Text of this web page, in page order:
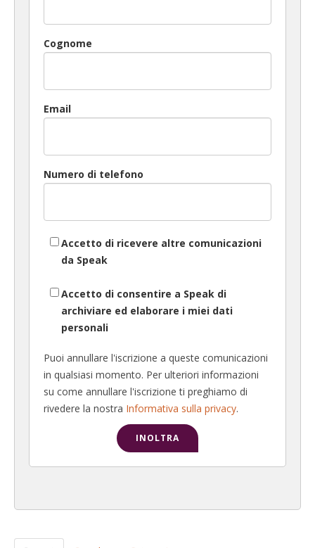
Cognome
Email
Numero di telefono
Accetto di ricevere altre comunicazioni
da Speak
Accetto di consentire a Speak di
archiviare ed elaborare i miei dati
personali
Puoi annullare l'iscrizione a queste comunicazioni
in qualsiasi momento. Per ulteriori informazioni
su come annullare l'iscrizione ti preghiamo di
rivedere la nostra Informativa sulla privacy.